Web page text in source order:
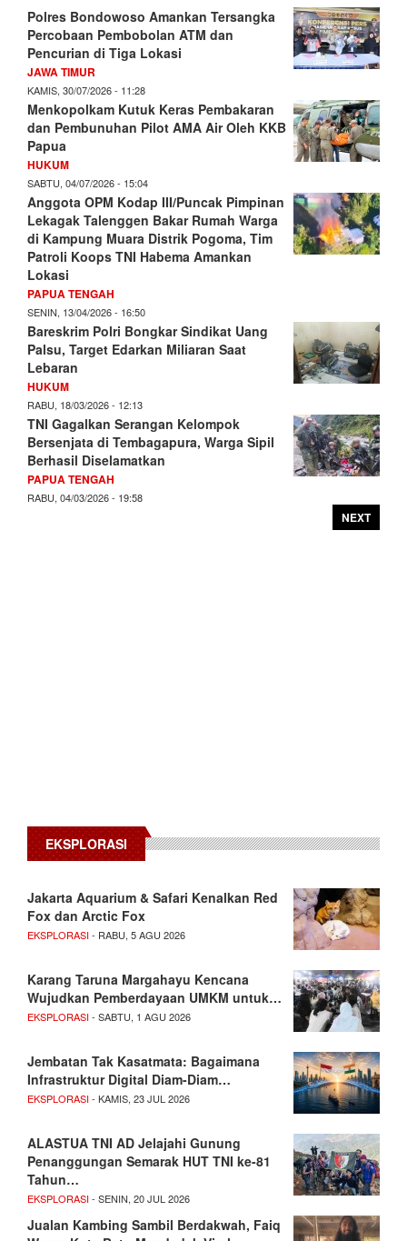
Polres Bondowoso Amankan Tersangka
Percobaan Pembobolan ATM dan
Pencurian di Tiga Lokasi
JAWA TIMUR
KAMIS, 30/07/2026 - 11:28
Menkopolkam Kutuk Keras Pembakaran
dan Pembunuhan Pilot AMA Air Oleh KKB
Papua
HUKUM
SABTU, 04/07/2026 - 15:04
Anggota OPM Kodap III/Puncak Pimpinan
Lekagak Talenggen Bakar Rumah Warga
di Kampung Muara Distrik Pogoma, Tim
Patroli Koops TNI Habema Amankan
Lokasi
PAPUA TENGAH
SENIN, 13/04/2026 - 16:50
Bareskrim Polri Bongkar Sindikat Uang
Palsu, Target Edarkan Miliaran Saat
Lebaran
HUKUM
RABU, 18/03/2026 - 12:13
TNI Gagalkan Serangan Kelompok
Bersenjata di Tembagapura, Warga Sipil
Berhasil Diselamatkan
PAPUA TENGAH
RABU, 04/03/2026 - 19:58
NEXT
EKSPLORASI
Jakarta Aquarium & Safari Kenalkan Red
Fox dan Arctic Fox
EKSPLORASI- RABU, 5 AGU 2026
Karang Taruna Margahayu Kencana
Wujudkan Pemberdayaan UMKM untuk…
EKSPLORASI- SABTU, 1 AGU 2026
Jembatan Tak Kasatmata: Bagaimana
Infrastruktur Digital Diam-Diam…
EKSPLORASI- KAMIS, 23 JUL 2026
ALASTUA TNI AD Jelajahi Gunung
Penanggungan Semarak HUT TNI ke-81
Tahun…
EKSPLORASI- SENIN, 20 JUL 2026
Jualan Kambing Sambil Berdakwah, Faiq